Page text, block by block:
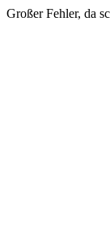
Großer Fehler, da